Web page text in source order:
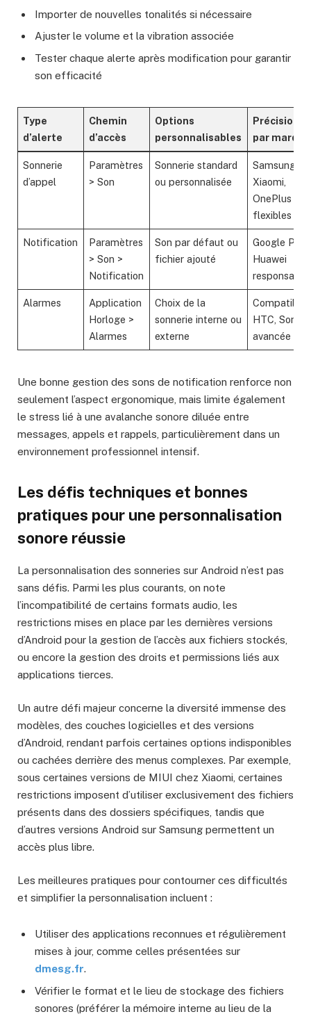
Importer de nouvelles tonalités si nécessaire
Ajuster le volume et la vibration associée
Tester chaque alerte après modification pour garantir
son efficacité
Type
d’alerte
Chemin
d’accès
Options
personnalisables
Précision
par marque
Sonnerie
d’appel
Paramètres
> Son
Sonnerie standard
ou personnalisée
Samsung,
Xiaomi,
OnePlus
flexibles
Notification
Paramètres
> Son >
Notification
Son par défaut ou
fichier ajouté
Google
Huawei
Alarmes
Application
Horloge >
Alarmes
Choix de la
sonnerie interne ou
externe
HTC, Sony
avancée
Une bonne gestion des sons de notification renforce non
seulement l’aspect ergonomique, mais limite également
le stress lié à une avalanche sonore diluée entre
messages, appels et rappels, particulièrement dans un
environnement professionnel intensif.
Les défis techniques et bonnes
pratiques pour une personnalisation
sonore réussie
La personnalisation des sonneries sur Android n’est pas
sans défis. Parmi les plus courants, on note
l’incompatibilité de certains formats audio, les
restrictions mises en place par les dernières versions
d’Android pour la gestion de l’accès aux fichiers stockés,
ou encore la gestion des droits et permissions liés aux
applications tierces.
Un autre défi majeur concerne la diversité immense des
modèles, des couches logicielles et des versions
d’Android, rendant parfois certaines options indisponibles
ou cachées derrière des menus complexes. Par exemple,
sous certaines versions de MIUI chez Xiaomi, certaines
restrictions imposent d’utiliser exclusivement des fichiers
présents dans des dossiers spécifiques, tandis que
d’autres versions Android sur Samsung permettent un
accès plus libre.
Les meilleures pratiques pour contourner ces difficultés
et simplifier la personnalisation incluent :
Utiliser des applications reconnues et régulièrement
mises à jour, comme celles présentées sur
dmesg.fr.
Vérifier le format et le lieu de stockage des fichiers
sonores (préférer la mémoire interne au lieu de la